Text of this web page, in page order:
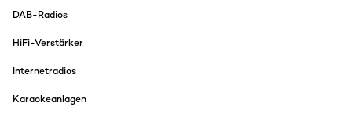
DAB-Radios
HiFi-Verstärker
Internetradios
Karaokeanlagen